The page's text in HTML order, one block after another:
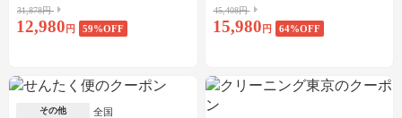
31,878円
12,980 円 59%OFF
45,408円
15,980 円 64%OFF
その他 全国